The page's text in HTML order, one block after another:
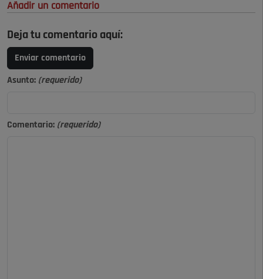
Añadir un comentario
Deja tu comentario aquí:
Enviar comentario
Asunto: (requerido)
Comentario: (requerido)